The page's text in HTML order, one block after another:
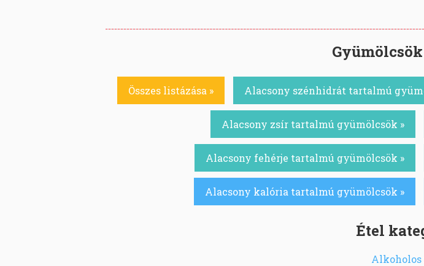
Gyümölcsök
Összes listázása » Alacsony szénhidrát tartalmú
Alacsony zsír tartalmú gyümölcsök »
Alacsony fehérje tartalmú gyümölcsök »
Alacsony kalória tartalmú gyümölcsök »
Étel